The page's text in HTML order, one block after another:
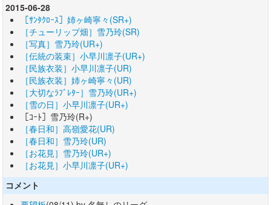
2015-06-28
［ｻﾝﾀｸﾛｰｽ］姉ヶ崎寧々(SR+)
［チューリップ畑］雪乃玲(SR)
［写真］雪乃玲(UR+)
［伝統の装束］小早川凛子(UR+)
［民族衣装］小早川凛子(UR)
［民族衣装］姉ヶ崎寧々(UR)
［大切なﾗﾌﾞﾚﾀｰ］雪乃玲(UR+)
［雪の日］小早川凛子(UR+)
［ｺｰﾄ］雪乃玲(R+)
［春日和］高嶺愛花(UR)
［春日和］雪乃玲(UR)
［お花見］雪乃玲(UR+)
［お花見］小早川凛子(UR+)
コメント